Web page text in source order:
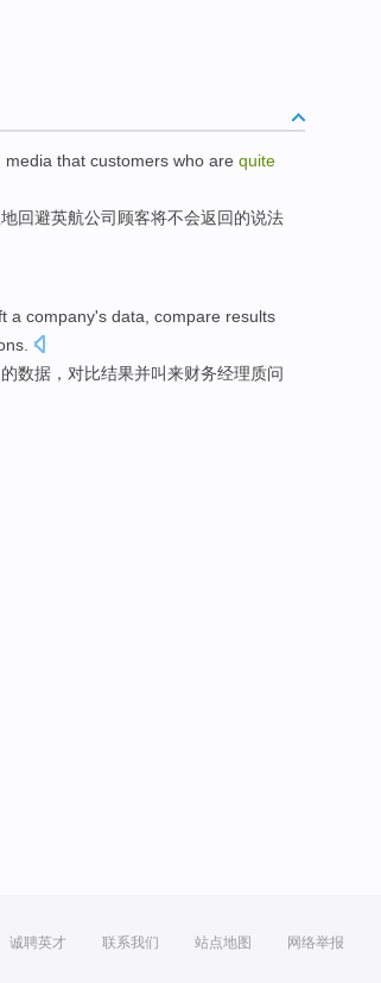
media that customers who are quite
回避英航公司 顾客将不会返回的说法
a company's data compare results
的数据 ， 对比结果并叫来财务经理质问
诚聘英才 联系我们 站点地图 网络举报